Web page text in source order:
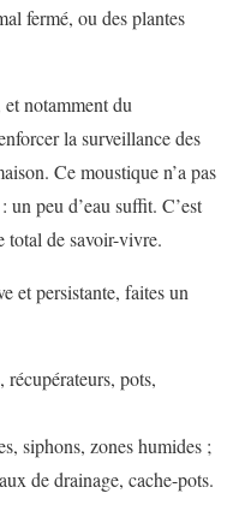
fermé, ou des plantes
et notamment du
la surveillance des
Ce moustique n’a pas
un peu d’eau suffit. C’est
de savoir-vivre.
et persistante, faites un
pots,
siphons, zones humides ;
de drainage, cache-pots.